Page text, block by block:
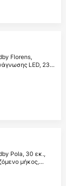
Florens,
LED, 23,5
Pola, 30 εκ.,
μήκος,